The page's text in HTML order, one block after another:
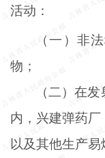
活动：
（一）非
物；
（二）在
内，兴建弹药
以及其他生产易